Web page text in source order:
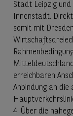
Stadt Leipzig
Innenstadt.
somit mit
erreichbaren
Anbindung an die
4. Über die